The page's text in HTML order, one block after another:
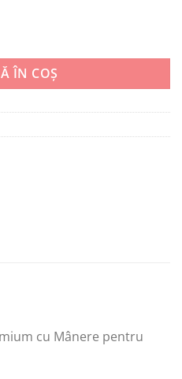
ÎN COȘ
cu Mânere pentru